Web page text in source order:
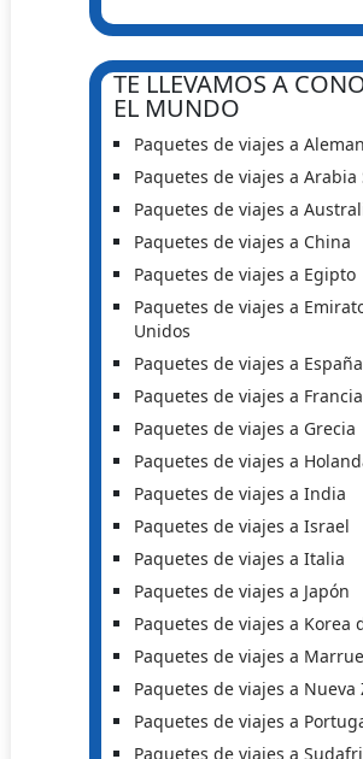
TE LLEVAMOS A
EL MUNDO
Paquetes de viajes a
Paquetes de viajes a Arabia
Paquetes de viajes a
Paquetes de viajes a China
Paquetes de viajes a Egipto
Paquetes de viajes a
Unidos
Paquetes de viajes a España
Paquetes de viajes a Francia
Paquetes de viajes a Grecia
Paquetes de viajes a
Paquetes de viajes a India
Paquetes de viajes a Israel
Paquetes de viajes a Italia
Paquetes de viajes a Japón
Paquetes de viajes a Korea
Paquetes de viajes a
Paquetes de viajes a Nueva
Paquetes de viajes a
Paquetes de viajes a